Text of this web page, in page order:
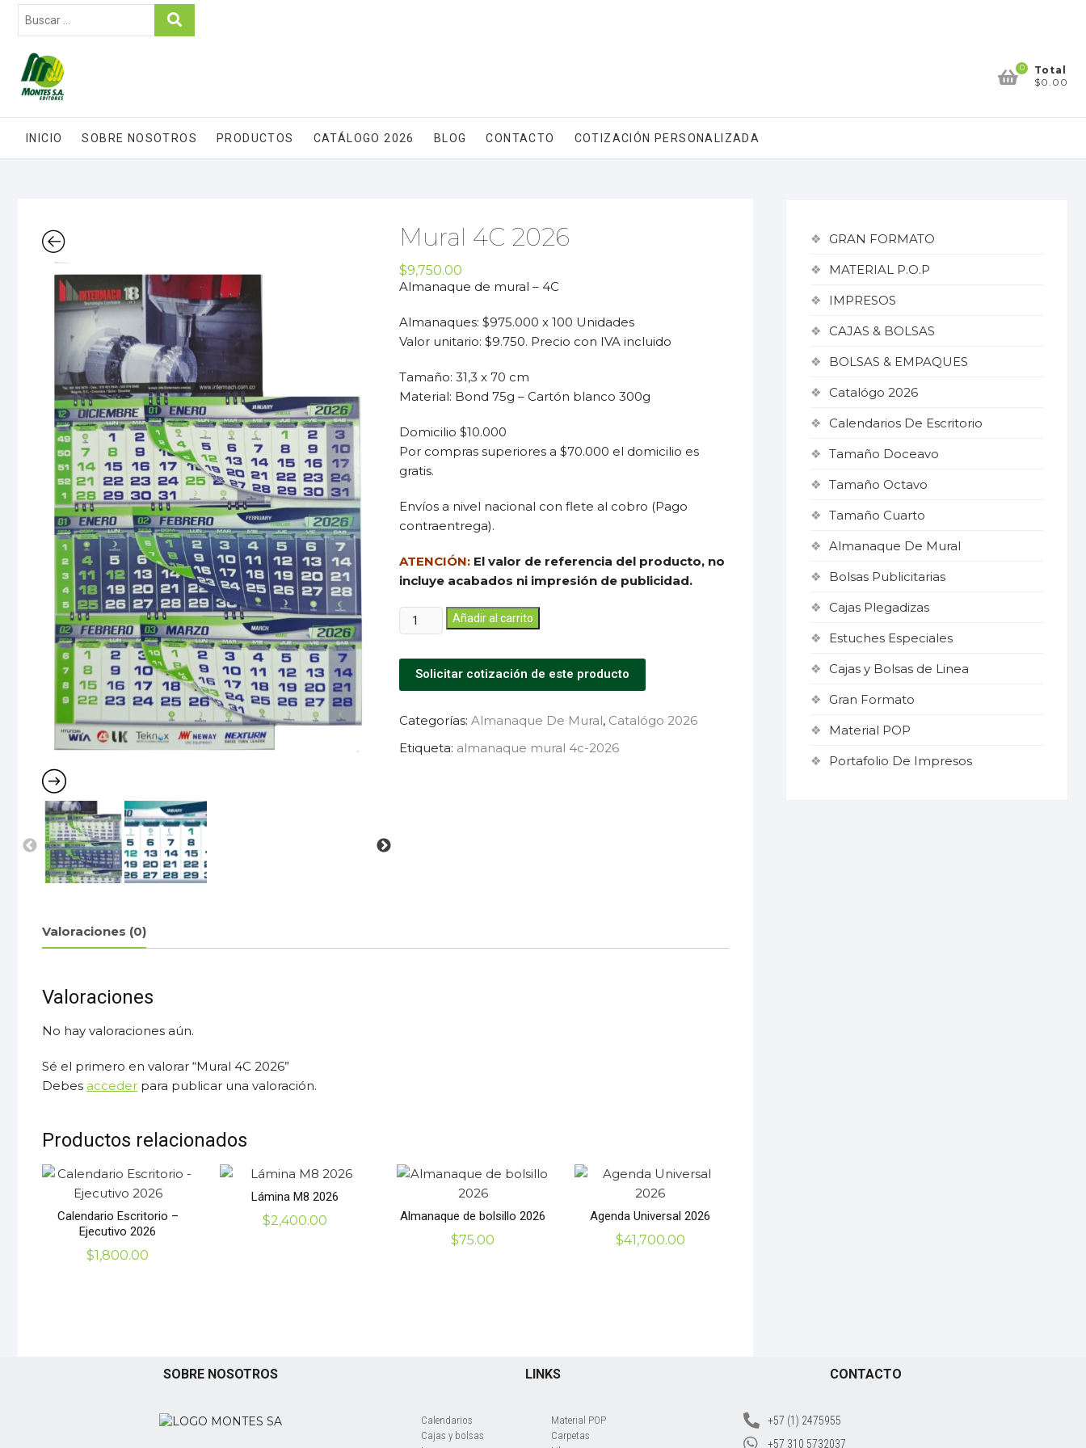
0
Total
$0.00
INICIO SOBRE NOSOTROS PRODUCTOS CATÁLOGO 2026 BLOG CONTACTO COTIZACIÓN PERSONALIZADA
Mural 4C 2026
$9,750.00
Almanaque de mural – 4C
Almanaques: $975.000 x 100 Unidades
Valor unitario: $9.750. Precio con IVA incluido
Tamaño: 31,3 x 70 cm
Material: Bond 75g – Cartón blanco 300g
Domicilio $10.000
Por compras superiores a $70.000 el domicilio es
gratis.
Envíos a nivel nacional con flete al cobro (Pago
contraentrega).
ATENCIÓN: El valor de referencia del producto, no
incluye acabados ni impresión de publicidad.
Añadir al carrito
Solicitar cotización de este producto
Categorías: Almanaque De Mural, Catalógo 2026
Etiqueta: almanaque mural 4c-2026
Valoraciones (0)
Valoraciones
No hay valoraciones aún.
Sé el primero en valorar “Mural 4C 2026”
Debes acceder para publicar una valoración.
Productos relacionados
Calendario Escritorio –
Ejecutivo 2026
$1,800.00
Lámina M8 2026
$2,400.00 Almanaque de bolsillo 2026
$75.00
Agenda Universal 2026
$41,700.00
GRAN FORMATO
MATERIAL P.O.P
IMPRESOS
CAJAS & BOLSAS
BOLSAS & EMPAQUES
Catalógo 2026
Calendarios De Escritorio
Tamaño Doceavo
Tamaño Octavo
Tamaño Cuarto
Almanaque De Mural
Bolsas Publicitarias
Cajas Plegadizas
Estuches Especiales
Cajas y Bolsas de Linea
Gran Formato
Material POP
Portafolio De Impresos
SOBRE NOSOTROS LINKS
Calendarios
Cajas y bolsas
Material POP
Carpetas
CONTACTO
+57 (1) 2475955
+57 310 5732037